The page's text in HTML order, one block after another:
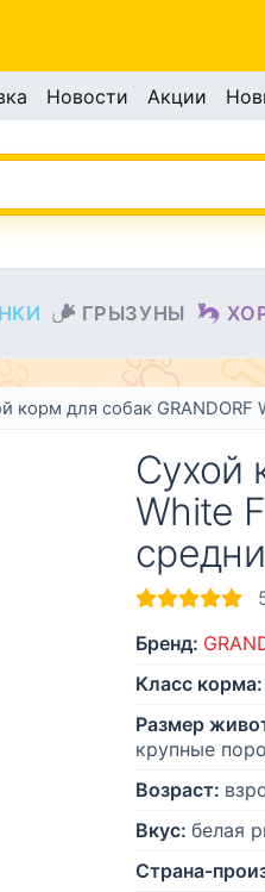
Новости Акции
ГРЫЗУНЫ
корм для собак
Сухой
White
Бренд:
Класс корма:
Размер
крупные
Возраст:
Вкус: белая
Страна-